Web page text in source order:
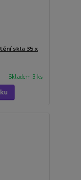
skla 35 x
Skladem 3 ks